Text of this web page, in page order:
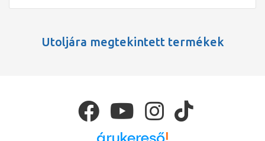
Utoljára megtekintett termékek